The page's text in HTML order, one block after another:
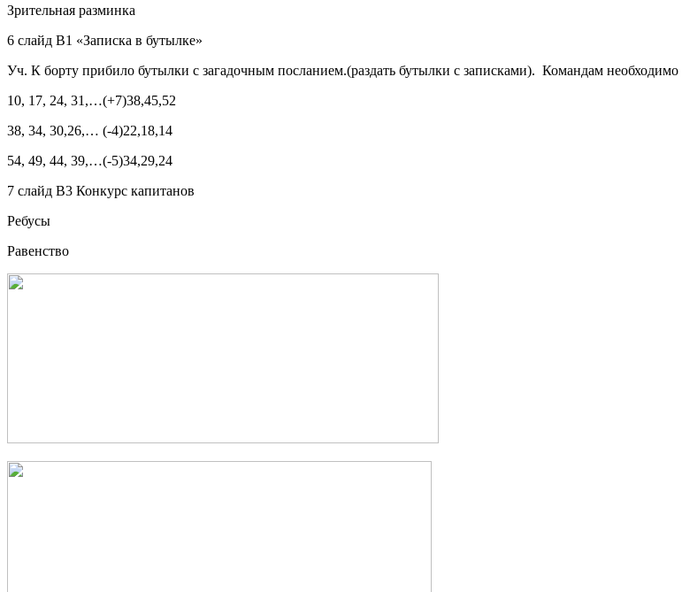
Зрительная разминка
6 слайд В1 «Записка в бутылке»
Уч. К борту прибило бутылки с загадочным посланием.(раздать бутылки с записками). Командам
10, 17, 24, 31,…(+7)38,45,52
38, 34, 30,26,… (-4)22,18,14
54, 49, 44, 39,…(-5)34,29,24
7 слайд В3 Конкурс капитанов
Ребусы
Равенство